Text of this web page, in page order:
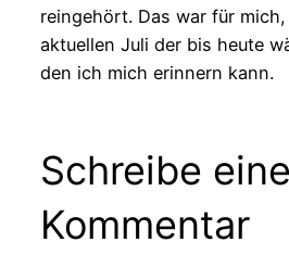
reingehört. Das war für
aktuellen Juli der bis heute
den ich mich erinnern kann.
Schreibe
Kommentar